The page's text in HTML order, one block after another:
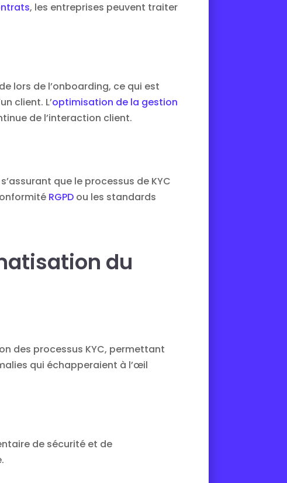
, les entreprises peuvent traiter
lors de l’onboarding, ce qui est
client. L’optimisation de la gestion
de l’interaction client.
que le processus de KYC
RGPD ou les standards
du
des processus KYC, permettant
qui échapperaient à l’œil
de sécurité et de